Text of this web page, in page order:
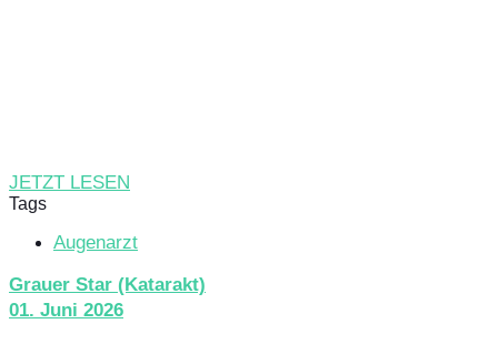
JETZT LESEN
Tags
Augenarzt
Grauer Star (Katarakt)
01. Juni 2026